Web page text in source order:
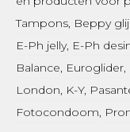
Tampons, Beppy
E-Ph jelly, E-Ph
Balance, Euroglider,
London, K-Y,
Fotocondoom,